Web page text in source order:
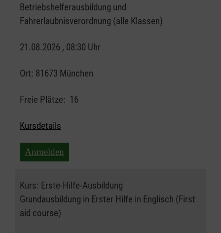
Betriebshelferausbildung und
Fahrerlaubnisverordnung (alle Klassen)
21.08.2026 , 08:30 Uhr
Ort: 81673 München
Freie Plätze: 16
Kursdetails
Anmelden
Kurs: Erste-Hilfe-Ausbildung
Grundausbildung in Erster Hilfe in Englisch (First
aid course)